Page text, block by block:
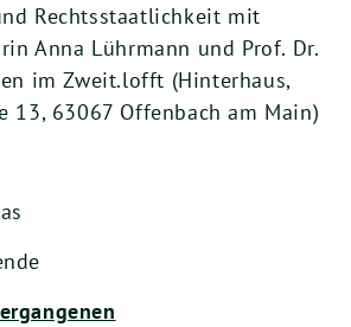
Rechtsstaatlichkeit mit
Anna Lührmann und Prof. Dr.
im Zweit.lofft (Hinterhaus,
13, 63067 Offenbach am Main)